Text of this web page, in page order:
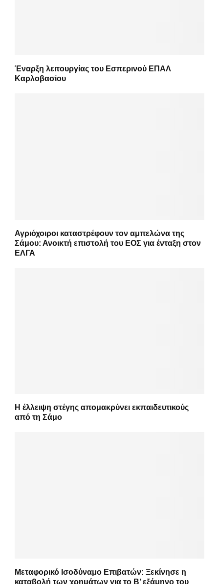
Έναρξη λειτουργίας του Εσπερινού ΕΠΑΛ
Καρλοβασίου
Αγριόχοιροι καταστρέφουν τον αμπελώνα της
Σάμου: Ανοικτή επιστολή του ΕΟΣ για ένταξη στον
ΕΛΓΑ
Η έλλειψη στέγης απομακρύνει εκπαιδευτικούς
από τη Σάμο
Μεταφορικό Ισοδύναμο Επιβατών: Ξεκίνησε η
καταβολή των χρημάτων για το Β’ εξάμηνο του